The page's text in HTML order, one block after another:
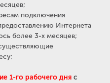
подключения
Интернета
более 3-х месяцев;
1-го рабочего дня с